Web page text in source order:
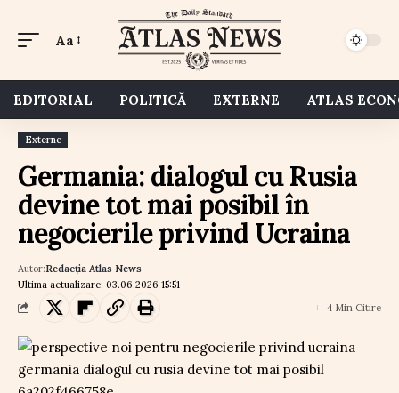
Aa
EDITORIAL POLITICĂ EXTERNE ATLAS
Externe
Germania: dialogul cu Rusia
devine tot mai posibil în
negocierile privind Ucraina
Ultima actualizare: 03.06.2026 15:51
Autor:Redacția Atlas News
4 Min Citire